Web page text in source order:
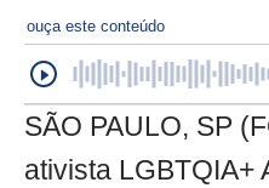
ouça este conteúdo
SÃO PAULO, SP
ativista LGBTQIA+